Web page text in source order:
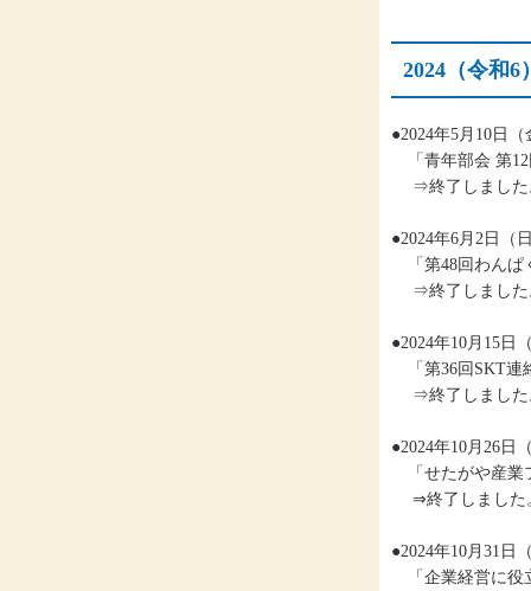
2024（令和6
●2024年5月10日
「青年部会 第
⇒終了しました
●2024年6月2日（
「第48回わんぱ
⇒終了しました
●2024年10月15日
「第36回SKT連
⇒終了しました
●2024年10月26日
「せたがや産業
⇒終了しました
●2024年10月31日
「企業経営に役